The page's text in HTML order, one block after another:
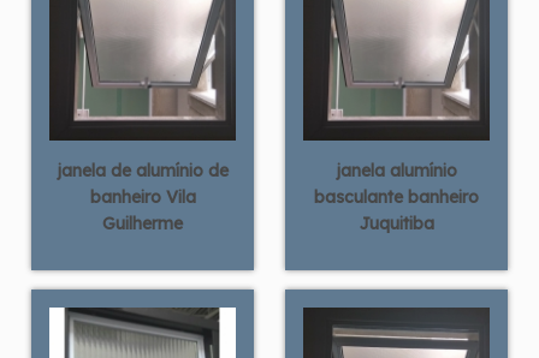
janela de alumínio de
banheiro Vila
Guilherme
janela alumínio
basculante banheiro
Juquitiba